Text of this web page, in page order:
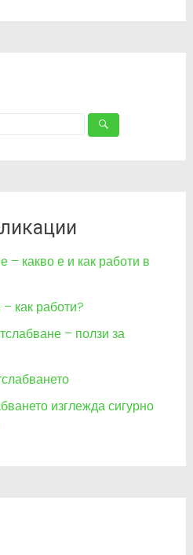
– какво е и как работи в
как работи?
– ползи за
изглежда сигурно